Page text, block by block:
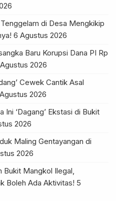
di Desa Mengkikip
6 Agustus 2026
Baru Korupsi Dana PI Rp
2026
Cewek Cantik Asal
2026
Ini ‘Dagang’ Ekstasi di Bukit
2026
Maling Gentayangan di
2026
Bukit Mangkol Ilegal,
Boleh Ada Aktivitas! 5